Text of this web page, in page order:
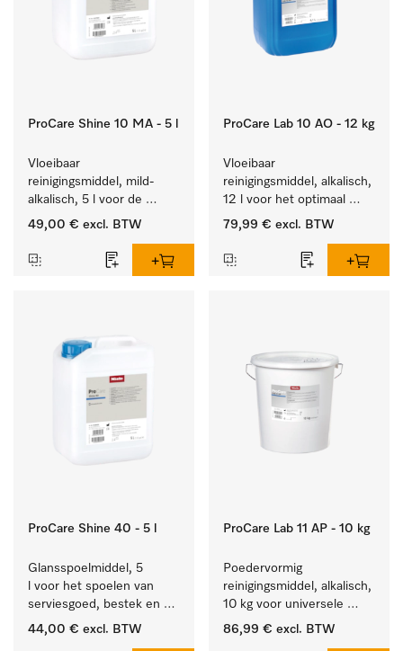
ProCare Shine 10 MA - 5 l
Vloeibaar
reinigingsmiddel, mild-
alkalisch, 5 l voor de
reiniging van lichte
bestek en glazen.
49,00 € excl. BTW
ProCare Lab 10 AO - 12 kg
Vloeibaar
reinigingsmiddel, alkalisch,
12 l voor het optimaal
behandelen van
79,99 € excl. BTW
ProCare Shine 40 - 5 l
Glansspoelmiddel, 5
l voor het spoelen van
serviesgoed, bestek en
ideaal voor glazen.
44,00 € excl. BTW
ProCare Lab 11 AP - 10 kg
Poedervormig
reinigingsmiddel, alkalisch,
10 kg voor universele
machinale reiniging van
86,99 € excl. BTW